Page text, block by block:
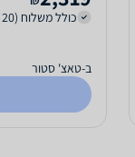
כולל משלוח (20 ₪)
ב-טאצ' סטור